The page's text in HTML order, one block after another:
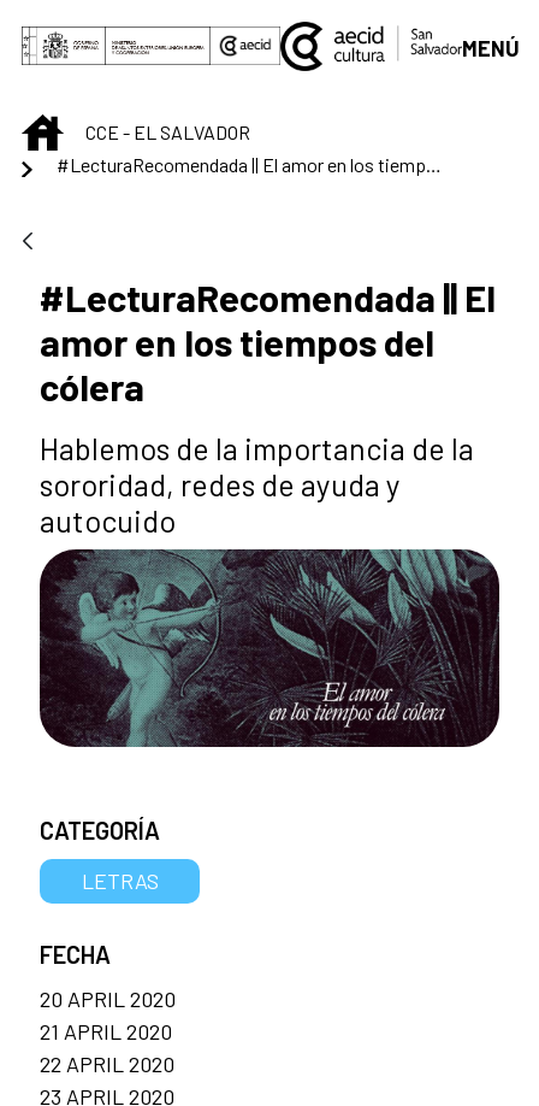
Skip to Main Content
MENÚ
INICIOCCE - EL SALVADOR
#LecturaRecomendada || El
amor en los tiempos del
cólera
Hablemos de la importancia de la
sororidad, redes de ayuda y
autocuido
CATEGORÍA
LETRAS
FECHA
20 APRIL 2020
21 APRIL 2020
22 APRIL 2020
23 APRIL 2020